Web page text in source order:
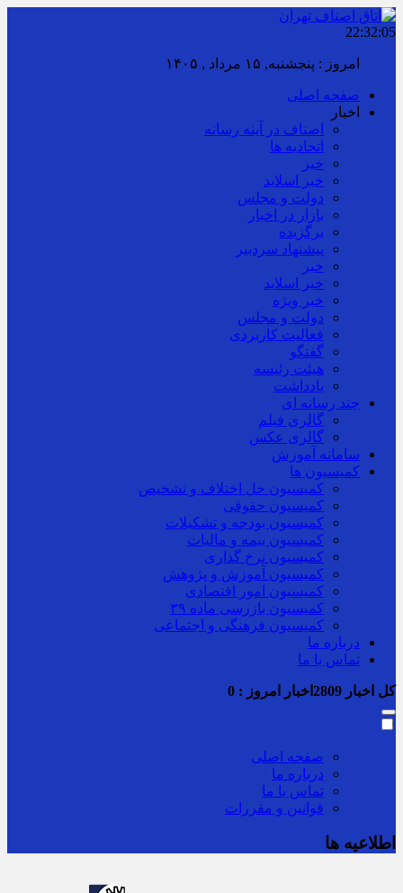
22:32:05
امروز : پنجشنبه, ۱۵ مرداد , ۱۴۰۵
صفحه اصلی
اخبار
اصناف در آینه رسانه
اتحادیه ها
خبر
خبر اسلايد
دولت و مجلس
بازار در اخبار
برگزیده
پیشنهاد سردبیر
خبر
خبر اسلايد
خبر ویژه
دولت و مجلس
فعالیت کاربردی
گفتگو
هیئت رئیسه
یادداشت
چند رسانه ای
گالری فیلم
گالری عکس
سامانه آموزش
کمیسیون ها
کمیسیون حل اختلاف و تشخیص
کمیسیون حقوقی
کمیسیون بودجه و تشکیلات
کمیسیون بیمه و مالیات
کمیسیون نرخ گذاری
کمیسیون آموزش و پژوهش
کمیسیون امور اقتصادی
کمیسیون بازرسی ماده ۳۹
کمیسیون فرهنگی و اجتماعی
درباره ما
تماس با ما
کل اخبار اخبار امروز : 0
صفحه اصلی
درباره ما
تماس با ما
قوانین و مقررات
اطلاعیه ها